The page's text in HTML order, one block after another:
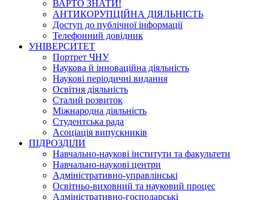
ВАРТО ЗНАТИ!
АНТИКОРУПЦІЙНА ДІЯЛЬНІСТЬ
Доступ до публічної інформації
Телефонний довідник
УНІВЕРСИТЕТ
Портрет ЧНУ
Наукова й інноваційна діяльність
Наукові періодичні видання
Освітня діяльність
Сталий розвиток
Міжнародна діяльність
Студентська рада
Асоціація випускників
ПІДРОЗДІЛИ
Навчально-наукові інститути та факультети
Навчально-наукові центри
Адміністративно-управлінські
Освітньо-виховний та науковий процес
Адміністративно-господарські